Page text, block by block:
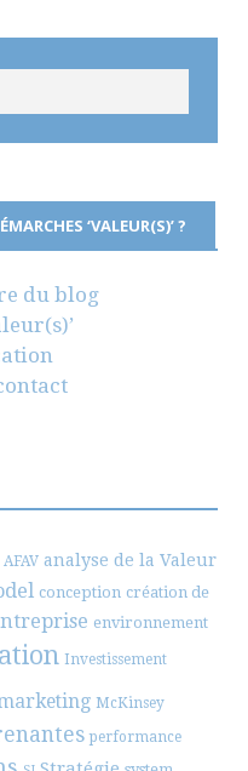
‘VALEUR(S)’ ?
du blog
AFAV analyse de la Valeur
conception création de
environnement
Investissement
McKinsey
performance